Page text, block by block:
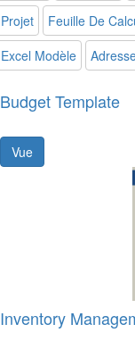
Projet
Feuille De
Excel Modèle
Budget Template
Vue
Inventory